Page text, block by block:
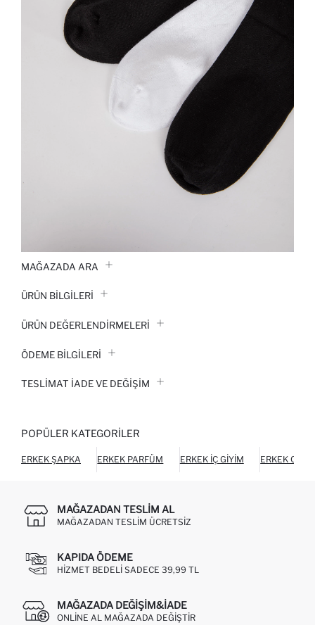
MAĞAZADA ARA
ÜRÜN BILGILERI
ÜRÜN DEĞERLENDİRMELERİ
ÖDEME BİLGİLERİ
TESLIMAT İADE VE DEĞIŞIM
POPÜLER KATEGORILER
ERKEK ŞAPKA ERKEK PARFÜM ERKEK İÇ GIYIM ERKEK
MAĞAZADAN TESLIM AL
MAĞAZADAN TESLIM ÜCRETSIZ
KAPIDA ÖDEME
HIZMET BEDELI SADECE 39,99 TL
MAĞAZADA DEĞIŞIM&İADE
ONLINE AL MAĞAZADA DEĞIŞTIR